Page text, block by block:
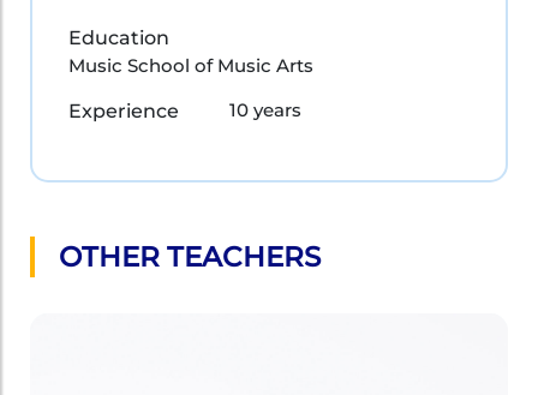
Education
Music School of Music Arts
Experience
10 years
OTHER TEACHERS